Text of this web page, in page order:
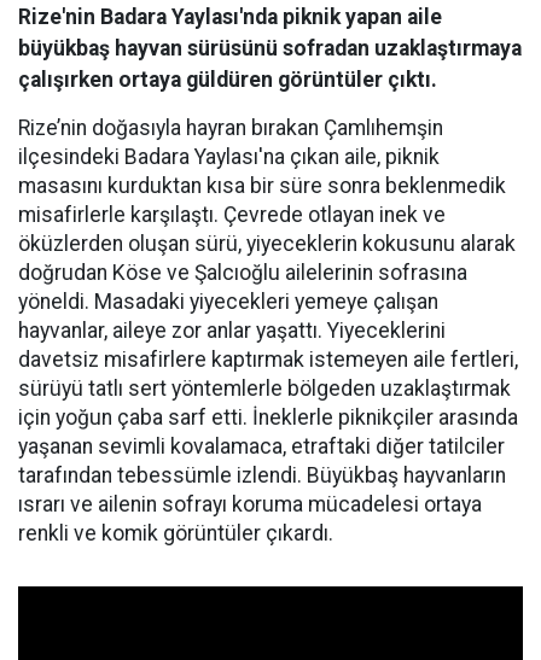
Rize'nin Badara Yaylası'nda piknik yapan aile
büyükbaş hayvan sürüsünü sofradan uzaklaştırmaya
çalışırken ortaya güldüren görüntüler çıktı.
Rize’nin doğasıyla hayran bırakan Çamlıhemşin
ilçesindeki Badara Yaylası'na çıkan aile, piknik
masasını kurduktan kısa bir süre sonra beklenmedik
misafirlerle karşılaştı. Çevrede otlayan inek ve
öküzlerden oluşan sürü, yiyeceklerin kokusunu alarak
doğrudan Köse ve Şalcıoğlu ailelerinin sofrasına
yöneldi. Masadaki yiyecekleri yemeye çalışan
hayvanlar, aileye zor anlar yaşattı. Yiyeceklerini
davetsiz misafirlere kaptırmak istemeyen aile fertleri,
sürüyü tatlı sert yöntemlerle bölgeden uzaklaştırmak
için yoğun çaba sarf etti. İneklerle piknikçiler arasında
yaşanan sevimli kovalamaca, etraftaki diğer tatilciler
tarafından tebessümle izlendi. Büyükbaş hayvanların
ısrarı ve ailenin sofrayı koruma mücadelesi ortaya
renkli ve komik görüntüler çıkardı.